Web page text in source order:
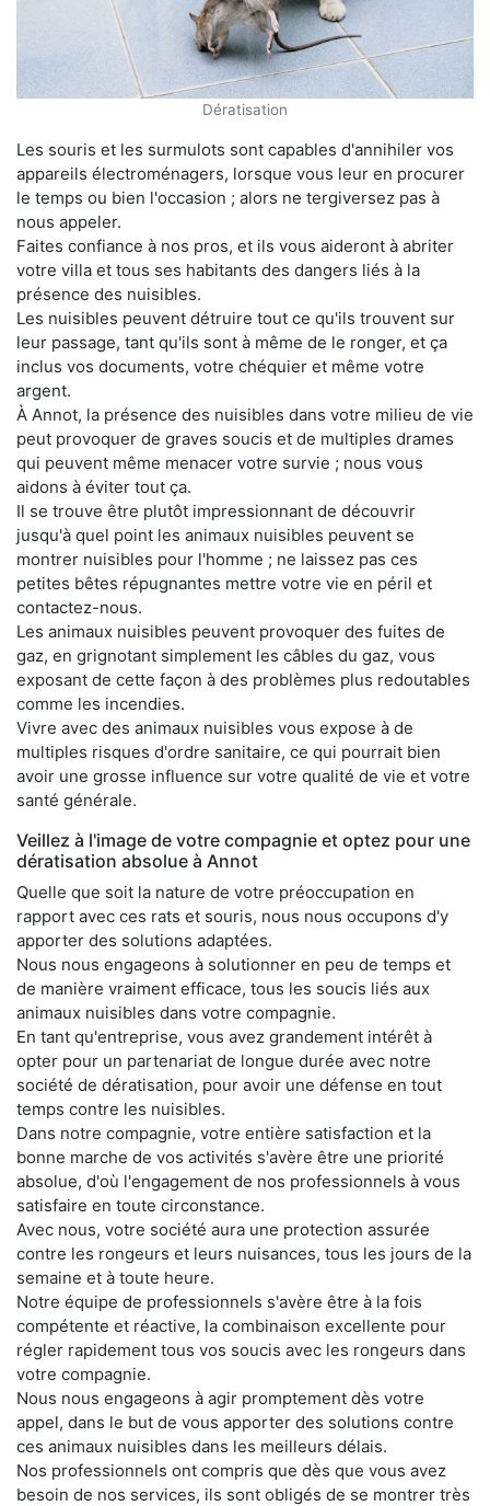
Dératisation
Les souris et les surmulots sont capables d'annihiler vos
appareils électroménagers, lorsque vous leur en procurer
le temps ou bien l'occasion ; alors ne tergiversez pas à
nous appeler.
Faites confiance à nos pros, et ils vous aideront à abriter
votre villa et tous ses habitants des dangers liés à la
présence des nuisibles.
Les nuisibles peuvent détruire tout ce qu'ils trouvent sur
leur passage, tant qu'ils sont à même de le ronger, et ça
inclus vos documents, votre chéquier et même votre
argent.
À Annot, la présence des nuisibles dans votre milieu de vie
peut provoquer de graves soucis et de multiples drames
qui peuvent même menacer votre survie ; nous vous
aidons à éviter tout ça.
Il se trouve être plutôt impressionnant de découvrir
jusqu'à quel point les animaux nuisibles peuvent se
montrer nuisibles pour l'homme ; ne laissez pas ces
petites bêtes répugnantes mettre votre vie en péril et
contactez-nous.
Les animaux nuisibles peuvent provoquer des fuites de
gaz, en grignotant simplement les câbles du gaz, vous
exposant de cette façon à des problèmes plus redoutables
comme les incendies.
Vivre avec des animaux nuisibles vous expose à de
multiples risques d'ordre sanitaire, ce qui pourrait bien
avoir une grosse influence sur votre qualité de vie et votre
santé générale.
Veillez à l'image de votre compagnie et optez pour une
dératisation absolue à Annot
Quelle que soit la nature de votre préoccupation en
rapport avec ces rats et souris, nous nous occupons d'y
apporter des solutions adaptées.
Nous nous engageons à solutionner en peu de temps et
de manière vraiment efficace, tous les soucis liés aux
animaux nuisibles dans votre compagnie.
En tant qu'entreprise, vous avez grandement intérêt à
opter pour un partenariat de longue durée avec notre
société de dératisation, pour avoir une défense en tout
temps contre les nuisibles.
Dans notre compagnie, votre entière satisfaction et la
bonne marche de vos activités s'avère être une priorité
absolue, d'où l'engagement de nos professionnels à vous
satisfaire en toute circonstance.
Avec nous, votre société aura une protection assurée
contre les rongeurs et leurs nuisances, tous les jours de la
semaine et à toute heure.
Notre équipe de professionnels s'avère être à la fois
compétente et réactive, la combinaison excellente pour
régler rapidement tous vos soucis avec les rongeurs dans
votre compagnie.
Nous nous engageons à agir promptement dès votre
appel, dans le but de vous apporter des solutions contre
ces animaux nuisibles dans les meilleurs délais.
Nos professionnels ont compris que dès que vous avez
besoin de nos services, ils sont obligés de se montrer très